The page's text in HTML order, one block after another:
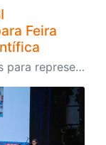
Feira
Projeto está entre três selecionados para representar o SESI-SP no evento que vai acontecer no final do segundo semestre em Salvador